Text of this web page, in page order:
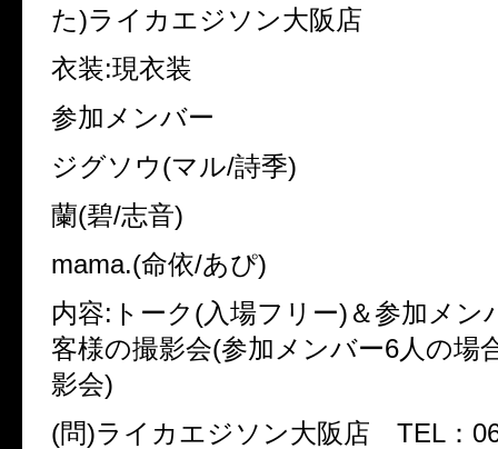
た)ライカエジソン大阪店
衣装:現衣装
参加メンバー
ジグソウ(マル/詩季)
蘭(碧/志音)
mama.(命依/あぴ)
内容:トーク(入場フリー)＆参加メン
客様の撮影会(参加メンバー6人の場
影会)
(問)ライカエジソン大阪店 TEL：